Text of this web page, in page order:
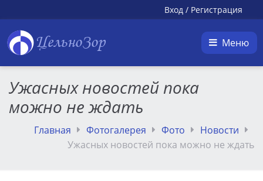
Вход / Регистрация
ЦельноЗор Меню
Ужасных новостей пока
можно не ждать
Главная Фотогалерея Фото
Новости
Ужасных новостей пока можно не ждать